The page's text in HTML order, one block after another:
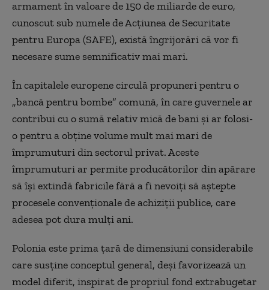
armament în valoare de 150 de miliarde de euro,
cunoscut sub numele de Acțiunea de Securitate
pentru Europa (SAFE), există îngrijorări că vor fi
necesare sume semnificativ mai mari.
În capitalele europene circulă propuneri pentru o
„bancă pentru bombe” comună, în care guvernele ar
contribui cu o sumă relativ mică de bani și ar folosi-
o pentru a obține volume mult mai mari de
împrumuturi din sectorul privat. Aceste
împrumuturi ar permite producătorilor dinapărare
să își extindă fabricile fără a fi nevoiți să aștepte
procesele convenționale de achiziții publice, care
adesea pot dura mulți ani.
Polonia este prima țară de dimensiuni considerabile
care susține conceptul general, deși favorizează un
model diferit, inspirat de propriul fond extrabugetar